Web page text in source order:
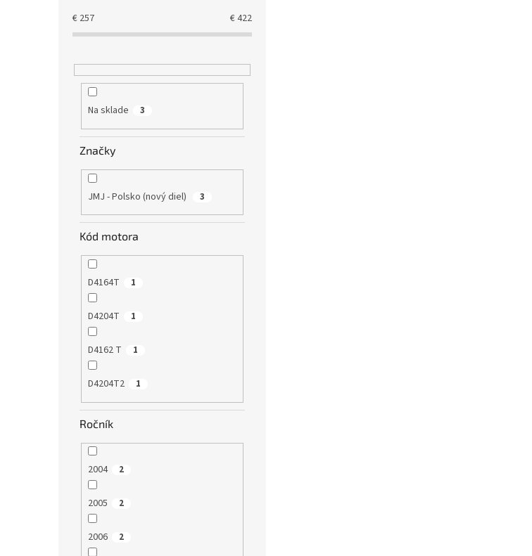
€ 257 €422
Na sklade 3
Značky
JMJ - Polsko (nový diel) 3
Kód motora
D4164T 1
D4204T 1
D4162 T 1
D4204T2 1
Ročník
2004 2
2005 2
2006 2